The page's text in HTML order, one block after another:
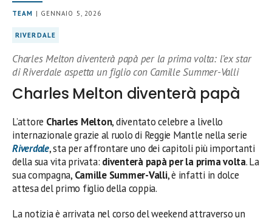
TEAM | GENNAIO 5, 2026
RIVERDALE
Charles Melton diventerà papà per la prima volta: l’ex star
di Riverdale aspetta un figlio con Camille Summer-Valli
Charles Melton diventerà papà
L’attore Charles Melton, diventato celebre a livello
internazionale grazie al ruolo di Reggie Mantle nella serie
Riverdale, sta per affrontare uno dei capitoli più importanti
della sua vita privata: diventerà papà per la prima volta. La
sua compagna, Camille Summer-Valli, è infatti in dolce
attesa del primo figlio della coppia.
La notizia è arrivata nel corso del weekend attraverso un